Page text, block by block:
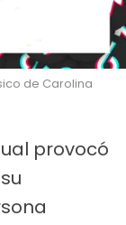
de Carolina
provocó